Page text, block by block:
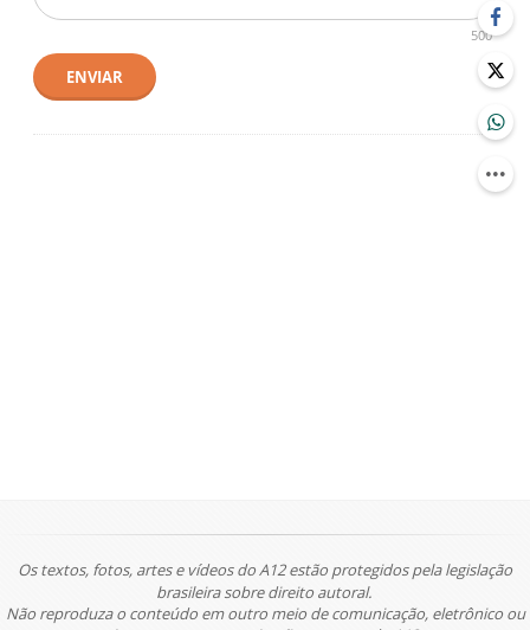
500
ENVIAR
Os textos, fotos, artes e vídeos do A12 estão protegidos pela legislação
brasileira sobre direito autoral.
Não reproduza o conteúdo em outro meio de comunicação, eletrônico ou